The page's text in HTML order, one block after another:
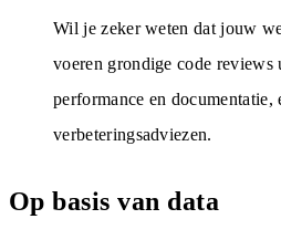
Wil je zeker weten dat jouw
voeren grondige code reviews
performance en documentatie,
verbeteringsadviezen.
Op basis van data